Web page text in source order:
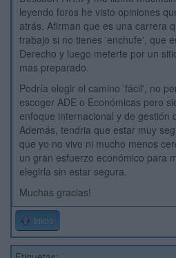
leyendo foros he visto opiniones
atrás. Afirman que es una carrera
trabajo si no tienes 'enchufe', que
Derecho y luego meterte por un
mas preparado.
Podría elegir el camino 'fácil', no
escoger ADE o Económicas pero
enfoque internacional y de gestión
Además, tendria que estar muy
que yo no vivo ni mucho menos
un gran esfuerzo económico para
elegirla sin estar segura.
Muchas gracias!
Inicio